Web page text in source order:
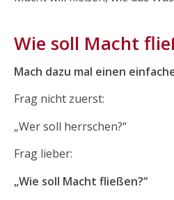
Wie soll Macht
Mach dazu mal einen
Frag nicht zuerst:
„Wer soll herrschen?“
Frag lieber:
„Wie soll Macht fließen?“